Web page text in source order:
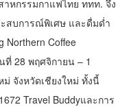
หกรรมกาแฟไทย ททท. จึง
สบการณ์พิเศษ และดื่มด่ำ
Northern Coffee
28 พฤศจิกายน – 1
จังหวัดเชียงใหม่ ทั้งนี้
Travel Buddyและการ